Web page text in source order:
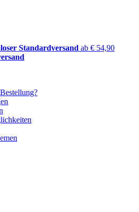
Standardversand ab € 54,90